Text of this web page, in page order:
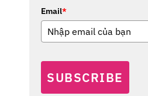
Email*
SUBSCRIBE